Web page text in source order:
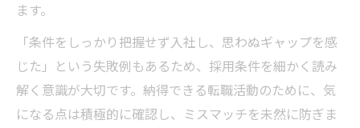
ます。
「条件をしっかり把握せず入社し、思わぬギャップを感
じた」という失敗例もあるため、採用条件を細かく読み
解く意識が大切です。納得できる転職活動のために、気
になる点は積極的に確認し、ミスマッチを未然に防ぎま